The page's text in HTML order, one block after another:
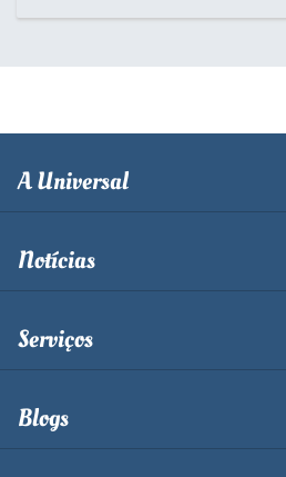
A Universal
Notícias
Serviços
Blogs